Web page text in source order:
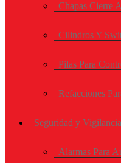
Chapas Cierre
Cilindros Y
Pilas Para
Refacciones
Seguridad y Vigilancia
Alarmas Para